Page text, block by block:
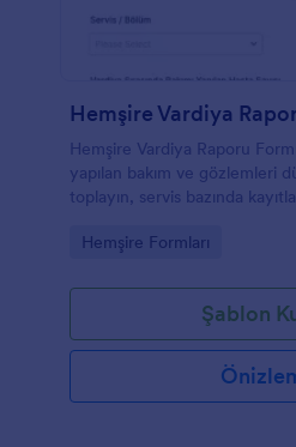
Hemşire Vardiya
Hemşire Vardiya Raporu
yapılan bakım ve gözlemleri
toplayın, servis bazında
Go to Category:
Hemşire Formları
Şablon